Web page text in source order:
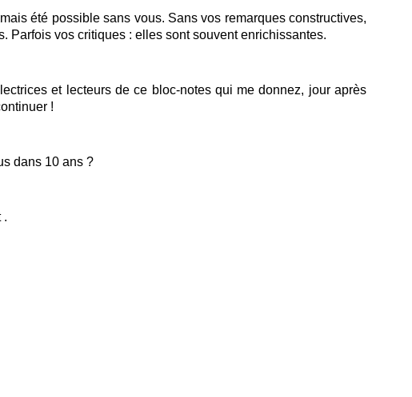
été possible sans vous. Sans vos remarques constructives,
Parfois vos critiques : elles sont souvent enrichissantes.
et lecteurs de ce bloc-notes qui me donnez, jour après
!
dans 10 ans ?
.